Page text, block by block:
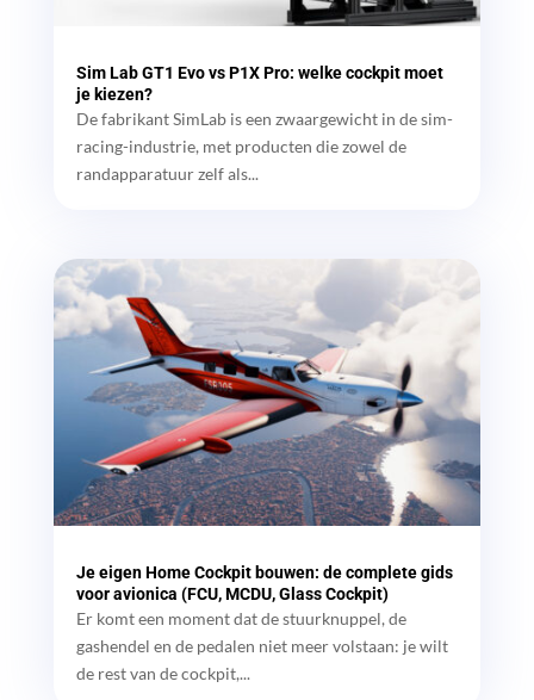
Sim Lab GT1 Evo vs P1X Pro: welke cockpit moet
je kiezen?
De fabrikant SimLab is een zwaargewicht in de sim-
racing-industrie, met producten die zowel de
randapparatuur zelf als...
Je eigen Home Cockpit bouwen: de complete gids
voor avionica (FCU, MCDU, Glass Cockpit)
Er komt een moment dat de stuurknuppel, de
gashendel en de pedalen niet meer volstaan: je wilt
de rest van de cockpit,...